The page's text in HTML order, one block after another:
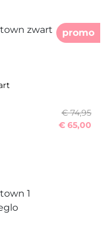
promo
€ 74,95
€ 65,00